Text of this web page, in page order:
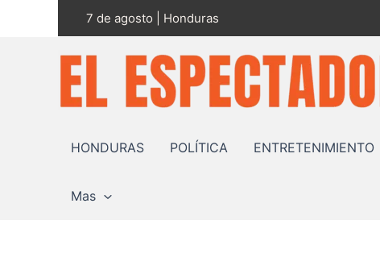
7 de agosto | Honduras
HONDURAS POLÍTICA ENTRETENIMIENTO
Mas